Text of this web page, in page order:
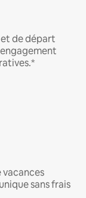
de départ
vacances
sans frais